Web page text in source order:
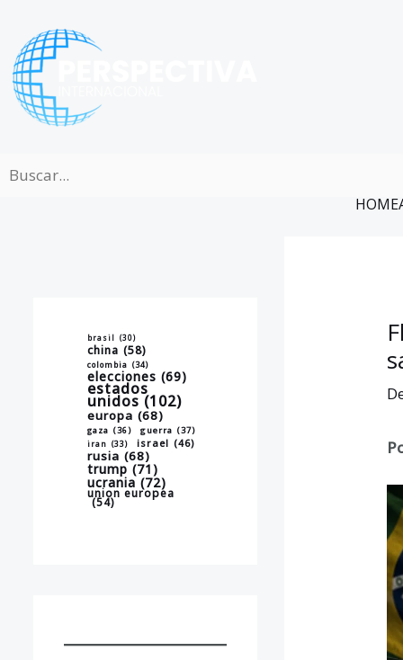
contenido
HOME
brasil (30)
china (58)
colombia (34)
elecciones (69)
estados
unidos (102)
europa (68)
gaza (36) guerra (37)
iran (33) israel (46)
rusia (68)
trump (71)
ucrania (72)
union europea
(54)